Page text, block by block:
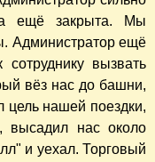
ещё закрыта. Мы
Администратор ещё
вызвать
вёз нас до башни,
цель нашей поездки,
высадил нас около
и уехал. Торговый